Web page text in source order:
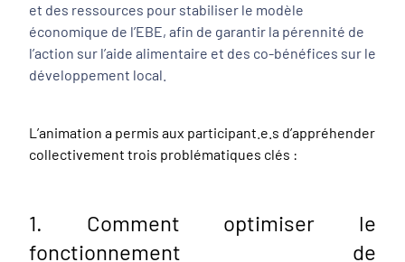
et des ressources pour stabiliser le modèle
économique de l’EBE, afin de garantir la pérennité de
l’action sur l’aide alimentaire et des co-bénéfices sur le
développement local.
L’animation a permis aux participant.e.s d’appréhender
collectivement trois problématiques clés :
1. Comment optimiser le
fonctionnement de